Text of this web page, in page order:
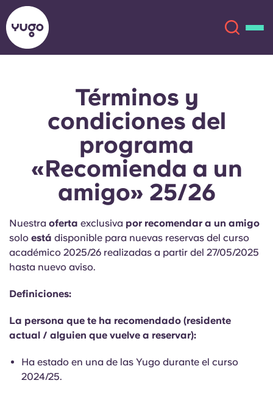
Ubicaciones
Más
Cuenta Idioma
Elige una residencia
Iniciar sesión
English (GB)
English (US)
Español
Català Deutsch
Italian French
Términos y
condiciones del
programa
«Recomienda a un
amigo» 25/26
Nuestra oferta exclusiva por recomendar a un amigo
solo está disponible para nuevas reservas del curso
académico 2025/26 realizadas a partir del 27/05/2025
hasta nuevo aviso.
Definiciones:
La persona que te ha recomendado (residente
actual / alguien que vuelve a reservar):
Ha estado en una de las Yugo durante el curso
2024/25.